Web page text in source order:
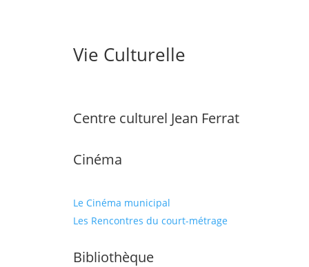
Vie Culturelle
Centre culturel Jean Ferrat
Cinéma
Le Cinéma municipal
Les Rencontres du court-métrage
Bibliothèque